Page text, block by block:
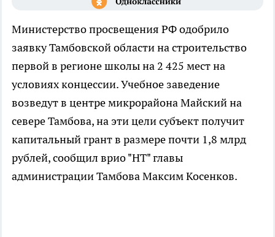
Министерство просвещения РФ одобрило
заявку Тамбовской области на строительство
первой в регионе школы на 2 425 мест на
условиях концессии. Учебное заведение
возведут в центре микрорайона Майский на
севере Тамбова, на эти цели субъект получит
капитальный грант в размере почти 1,8 млрд
рублей, сообщил врио "НТ" главы
администрации Тамбова Максим Косенков.